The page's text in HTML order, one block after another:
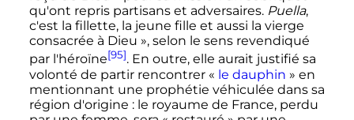
qu'ont repris partisans et adversaires. Puella,
c'est la fillette, la jeune fille et aussi la vierge
consacrée à Dieu », selon le sens revendiqué
par l'héroïne[95]. En outre, elle aurait justifié sa
volonté de partir rencontrer « le dauphin » en
mentionnant une prophétie véhiculée dans sa
région d'origine : le royaume de France, perdu